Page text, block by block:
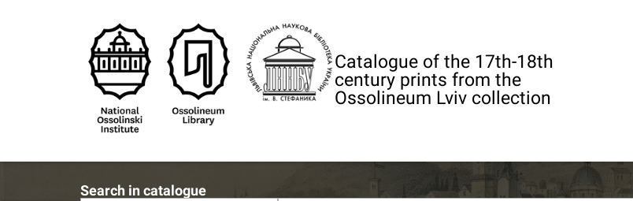
Catalogue of the 17th-18th
century prints from the
Ossolineum Lviv collection
Search in catalogue